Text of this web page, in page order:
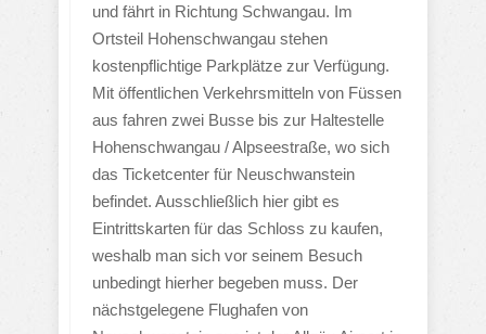
und fährt in Richtung Schwangau. Im
Ortsteil Hohenschwangau stehen
kostenpflichtige Parkplätze zur Verfügung.
Mit öffentlichen Verkehrsmitteln von Füssen
aus fahren zwei Busse bis zur Haltestelle
Hohenschwangau / Alpseestraße, wo sich
das Ticketcenter für Neuschwanstein
befindet. Ausschließlich hier gibt es
Eintrittskarten für das Schloss zu kaufen,
weshalb man sich vor seinem Besuch
unbedingt hierher begeben muss. Der
nächstgelegene Flughafen von